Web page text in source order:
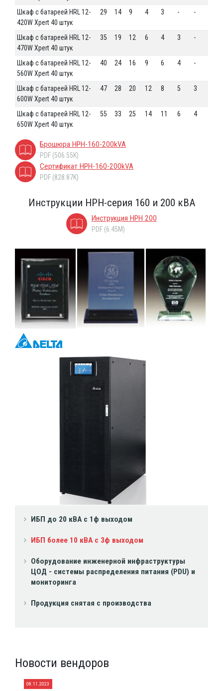
ИБП до 20 кВА с 1ф выходом
ИБП более 10 кВА с 3ф выходом
Оборудование инженерной инфраструктуры
ЦОД - системы распределения питания (PDU) и
мониторинга
Продукция снятая с производства
Новости вендоров
08.11.2023
Шкаф с батареей HRL 12-
420W Xpert 40 штук
29 14 9 4 3 - -
Шкаф с батареей HRL 12-
470W Xpert 40 штук
35 19 12 6 4 3 -
Шкаф с батареей HRL 12-
560W Xpert 40 штук
40 24 16 9 6 4 -
Шкаф с батареей HRL 12-
600W Xpert 40 штук
47 28 20 12 8 5 3
Шкаф с батареей HRL 12-
650W Xpert 40 штук
55 33 25 14 11 6 4
Брошюра HPH-160-200kVA
PDF (506.55K)
Сертификат HPH-160-200kVA
PDF (828.87K)
Инструкции HPH-серия 160 и 200 кВА
Инструкция HPH 200
PDF (6.45M)